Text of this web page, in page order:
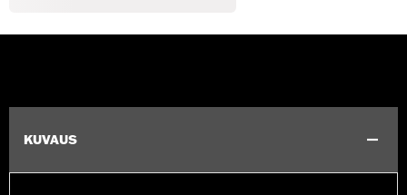
KUVAUS